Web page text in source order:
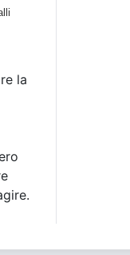
la